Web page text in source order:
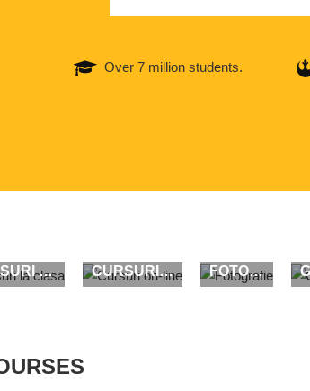
Over 7 million students.
CURSURI LA CLASA CURSURI ON-LINE FOTOGRAFIE